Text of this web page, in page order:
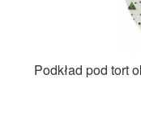
Podkład pod tort